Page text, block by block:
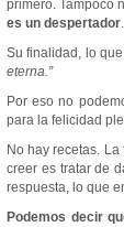
primero. Tampoco
es un despertador.
Su finalidad, lo
eterna.”
Por eso no
para la felicidad
No hay recetas.
creer es tratar de
respuesta, lo que
Podemos decir